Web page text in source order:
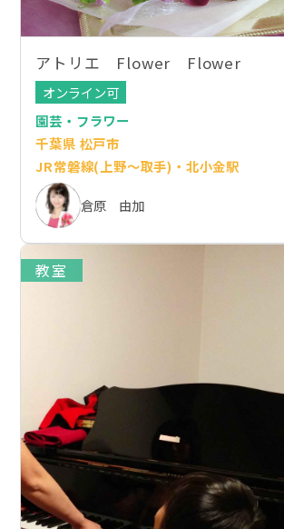
アトリエ Flower Flower
オンライン可
園芸・フラワー
千葉県 松戸市
JR常磐線(上野～取手)・北小金駅
倉原 由加
教室